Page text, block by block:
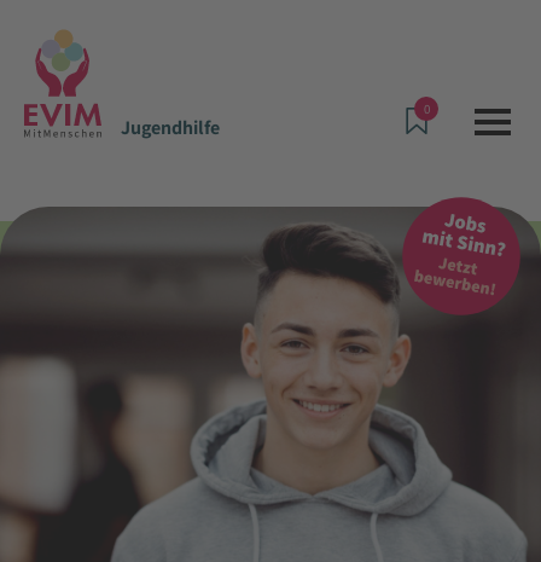
Jugendhilfe
0
Jugendhilfe
Wohngruppe Flex Dotzheim